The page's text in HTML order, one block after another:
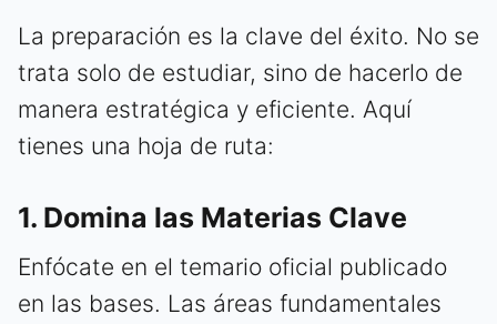
La preparación es la clave del éxito. No se
trata solo de estudiar, sino de hacerlo de
manera estratégica y eficiente. Aquí
tienes una hoja de ruta:
1. Domina las Materias Clave
Enfócate en el temario oficial publicado
en las bases. Las áreas fundamentales